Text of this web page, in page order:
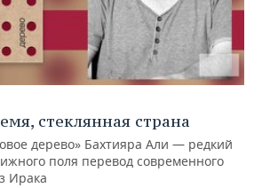
стеклянная страна
дерево» Бахтияра Али — редкий
поля перевод современного
Ирака